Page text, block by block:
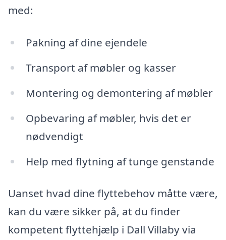
med:
Pakning af dine ejendele
Transport af møbler og kasser
Montering og demontering af møbler
Opbevaring af møbler, hvis det er
nødvendigt
Help med flytning af tunge genstande
Uanset hvad dine flyttebehov måtte være,
kan du være sikker på, at du finder
kompetent flyttehjælp i Dall Villaby via